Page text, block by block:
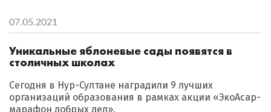
07.05.2021
Уникальные яблоневые сады появятся в
столичных школах
Сегодня в Нур-Султане наградили 9 лучших
организаций образования в рамках акции «ЭкоАсар-
марафон добрых дел».